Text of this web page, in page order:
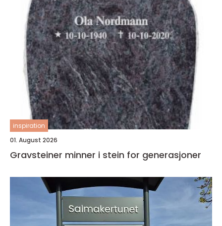
inspiration
01. August 2026
Gravsteiner minner i stein for generasjoner